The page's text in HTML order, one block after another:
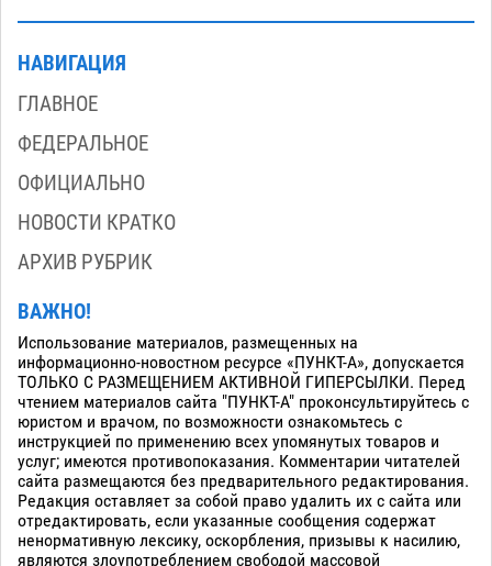
НАВИГАЦИЯ
ГЛАВНОЕ
ФЕДЕРАЛЬНОЕ
ОФИЦИАЛЬНО
НОВОСТИ КРАТКО
АРХИВ РУБРИК
ВАЖНО!
Использование материалов, размещенных на
информационно-новостном ресурсе «ПУНКТ-А», допускается
ТОЛЬКО С РАЗМЕЩЕНИЕМ АКТИВНОЙ ГИПЕРСЫЛКИ. Перед
чтением материалов сайта "ПУНКТ-А" проконсультируйтесь с
юристом и врачом, по возможности ознакомьтесь с
инструкцией по применению всех упомянутых товаров и
услуг; имеются противопоказания. Комментарии читателей
сайта размещаются без предварительного редактирования.
Редакция оставляет за собой право удалить их с сайта или
отредактировать, если указанные сообщения содержат
ненормативную лексику, оскорбления, призывы к насилию,
являются злоупотреблением свободой массовой